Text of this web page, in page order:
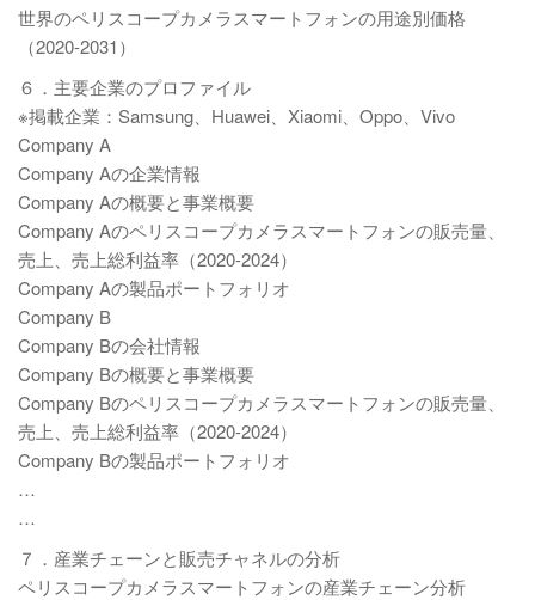
世界のペリスコープカメラスマートフォンの用途別価格
（2020-2031）
６．主要企業のプロファイル
※掲載企業：Samsung、Huawei、Xiaomi、Oppo、Vivo
Company A
Company Aの企業情報
Company Aの概要と事業概要
Company Aのペリスコープカメラスマートフォンの販売量、
売上、売上総利益率（2020-2024）
Company Aの製品ポートフォリオ
Company B
Company Bの会社情報
Company Bの概要と事業概要
Company Bのペリスコープカメラスマートフォンの販売量、
売上、売上総利益率（2020-2024）
Company Bの製品ポートフォリオ
…
…
７．産業チェーンと販売チャネルの分析
ペリスコープカメラスマートフォンの産業チェーン分析